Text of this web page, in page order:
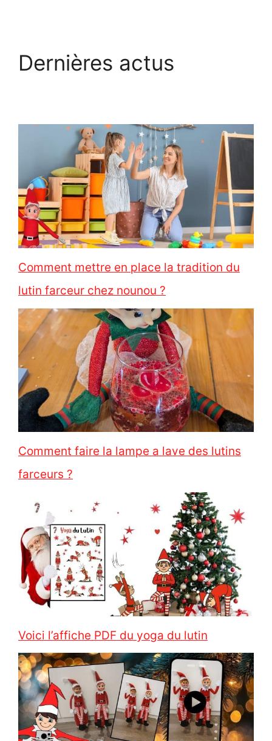
Dernières actus
Comment mettre en place la tradition du
lutin farceur chez nounou ?
Comment faire la lampe a lave des lutins
farceurs ?
Voici l’affiche PDF du yoga du lutin